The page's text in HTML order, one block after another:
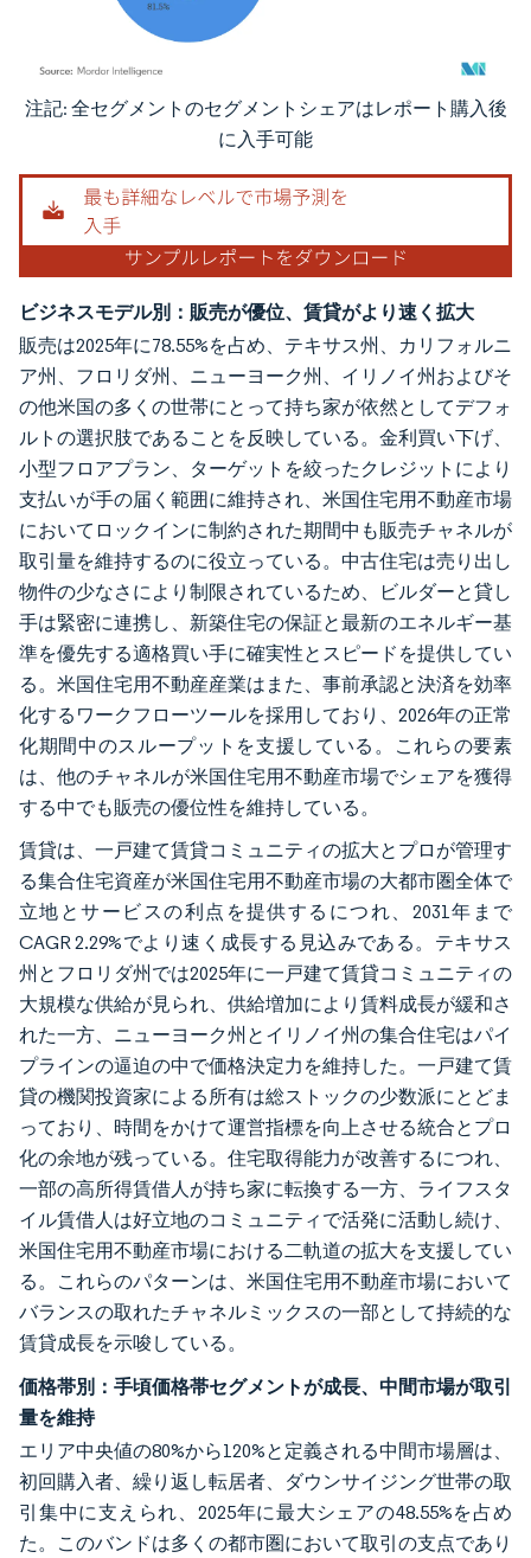
画像 © Mordor Intelligence。再利用にはCC BY 4.0の表示が必要です。
注記: 全セグメントのセグメントシェアはレポート購入後
に入手可能
ビジネスモデル別：販売が優位、賃貸がより速く拡大
販売は2025年に78.55%を占め、テキサス州、カリフォルニ
ア州、フロリダ州、ニューヨーク州、イリノイ州およびそ
の他米国の多くの世帯にとって持ち家が依然としてデフォ
ルトの選択肢であることを反映している。金利買い下げ、
小型フロアプラン、ターゲットを絞ったクレジットにより
支払いが手の届く範囲に維持され、米国住宅用不動産市場
においてロックインに制約された期間中も販売チャネルが
取引量を維持するのに役立っている。中古住宅は売り出し
物件の少なさにより制限されているため、ビルダーと貸し
手は緊密に連携し、新築住宅の保証と最新のエネルギー基
準を優先する適格買い手に確実性とスピードを提供してい
る。米国住宅用不動産産業はまた、事前承認と決済を効率
化するワークフローツールを採用しており、2026年の正常
化期間中のスループットを支援している。これらの要素
は、他のチャネルが米国住宅用不動産市場でシェアを獲得
する中でも販売の優位性を維持している。
賃貸は、一戸建て賃貸コミュニティの拡大とプロが管理す
る集合住宅資産が米国住宅用不動産市場の大都市圏全体で
立地とサービスの利点を提供するにつれ、2031年まで
CAGR 2.29%でより速く成長する見込みである。テキサス
州とフロリダ州では2025年に一戸建て賃貸コミュニティの
大規模な供給が見られ、供給増加により賃料成長が緩和さ
れた一方、ニューヨーク州とイリノイ州の集合住宅はパイ
プラインの逼迫の中で価格決定力を維持した。一戸建て賃
貸の機関投資家による所有は総ストックの少数派にとどま
っており、時間をかけて運営指標を向上させる統合とプロ
化の余地が残っている。住宅取得能力が改善するにつれ、
一部の高所得賃借人が持ち家に転換する一方、ライフスタ
イル賃借人は好立地のコミュニティで活発に活動し続け、
米国住宅用不動産市場における二軌道の拡大を支援してい
る。これらのパターンは、米国住宅用不動産市場において
バランスの取れたチャネルミックスの一部として持続的な
賃貸成長を示唆している。
価格帯別：手頃価格帯セグメントが成長、中間市場が取引
量を維持
エリア中央値の80%から120%と定義される中間市場層は、
初回購入者、繰り返し転居者、ダウンサイジング世帯の取
引集中に支えられ、2025年に最大シェアの48.55%を占め
た。このバンドは多くの都市圏において取引の支点であり